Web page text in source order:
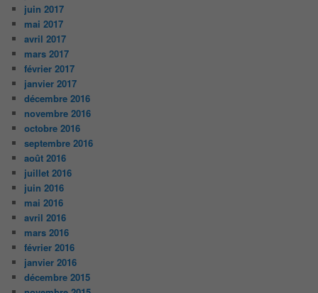
juin 2017
mai 2017
avril 2017
mars 2017
février 2017
janvier 2017
décembre 2016
novembre 2016
octobre 2016
septembre 2016
août 2016
juillet 2016
juin 2016
mai 2016
avril 2016
mars 2016
février 2016
janvier 2016
décembre 2015